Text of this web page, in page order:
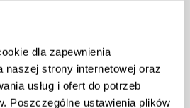
dla zapewnienia
naszej strony internetowej oraz
usług i ofert do potrzeb
Poszczególne ustawienia plików
dotyczącego
je i dołączyć do paczki z
tym o zachowaniu terminu
znajdziesz w
pisma znajdziesz w